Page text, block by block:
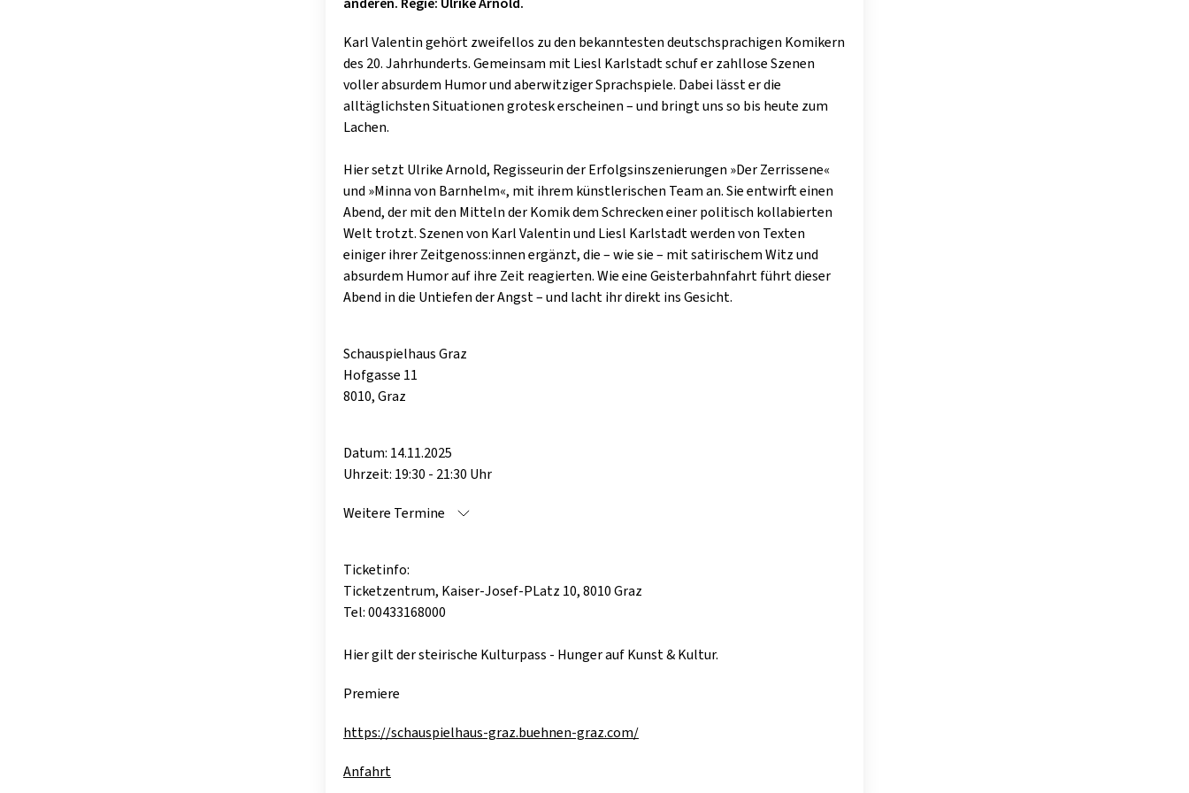
Karl Valentin gehört zweifellos zu den bekanntesten deutschsprachigen Komikern
des 20. Jahrhunderts. Gemeinsam mit Liesl Karlstadt schuf er zahllose Szenen
voller absurdem Humor und aberwitziger Sprachspiele. Dabei lässt er die
alltäglichsten Situationen grotesk erscheinen – und bringt uns so bis heute zum
Lachen.
Hier setzt Ulrike Arnold, Regisseurin der Erfolgsinszenierungen »Der Zerrissene«
und »Minna von Barnhelm«, mit ihrem künstlerischen Team an. Sie entwirft einen
Abend, der mit den Mitteln der Komik dem Schrecken einer politisch kollabierten
Welt trotzt. Szenen von Karl Valentin und Liesl Karlstadt werden von Texten
einiger ihrer Zeitgenoss:innen ergänzt, die – wie sie – mit satirischem Witz und
absurdem Humor auf ihre Zeit reagierten. Wie eine Geisterbahnfahrt führt dieser
Abend in die Untiefen der Angst – und lacht ihr direkt ins Gesicht.
Schauspielhaus Graz
Hofgasse 11
8010, Graz
Datum: 14.11.2025
Uhrzeit: 19:30 - 21:30 Uhr
Weitere Termine
Ticketinfo:
Ticketzentrum, Kaiser-Josef-PLatz 10, 8010 Graz
Tel: 00433168000
Hier gilt der steirische Kulturpass - Hunger auf Kunst & Kultur.
Premiere
https://schauspielhaus-graz.buehnen-graz.com/
Anfahrt